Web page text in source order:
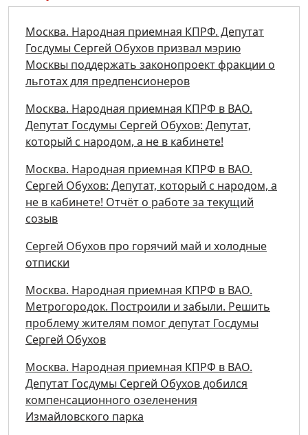
Москва. Народная приемная КПРФ. Депутат
Госдумы Сергей Обухов призвал мэрию
Москвы поддержать законопроект фракции о
льготах для предпенсионеров
Москва. Народная приемная КПРФ в ВАО.
Депутат Госдумы Сергей Обухов: Депутат,
который с народом, а не в кабинете!
Москва. Народная приемная КПРФ в ВАО.
Сергей Обухов: Депутат, который с народом, а
не в кабинете! Отчёт о работе за текущий
созыв
Сергей Обухов про горячий май и холодные
отписки
Москва. Народная приемная КПРФ в ВАО.
Метрогородок. Построили и забыли. Решить
проблему жителям помог депутат Госдумы
Сергей Обухов
Москва. Народная приемная КПРФ в ВАО.
Депутат Госдумы Сергей Обухов добился
компенсационного озеленения
Измайловского парка